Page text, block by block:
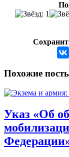
Похожие
Указ «Об